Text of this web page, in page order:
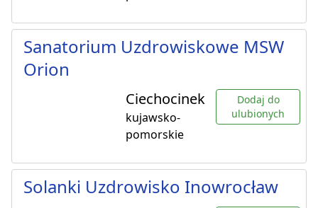
Sanatorium Uzdrowiskowe MSW
Orion
Ciechocinek
kujawsko-
pomorskie
Dodaj do
ulubionych
Solanki Uzdrowisko Inowrocław